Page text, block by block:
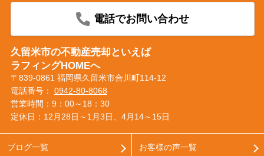
電話でお問い合わせ
久留米市の不動産売却といえば
ラフィングHOMEへ
〒839-0861 福岡県久留米市合川町114-12
電話番号： 0942-80-8068
営業時間：9：00～18：30
定休日：12月28日～1月3日、4月14～15日
ブログ一覧 お客様の声一覧